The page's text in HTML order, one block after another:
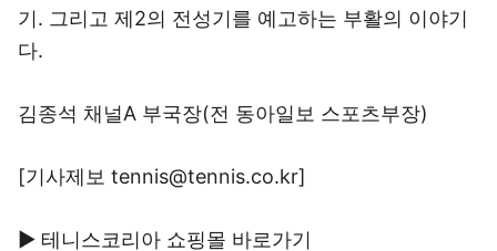
기. 그리고 제2의 전성기를 예고하는 부활의 이야기
다.
김종석 채널A 부국장(전 동아일보 스포츠부장)
[기사제보 tennis@tennis.co.kr]
▶ 테니스코리아 쇼핑몰 바로가기